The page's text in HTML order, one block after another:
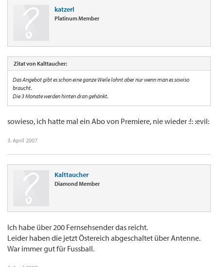
katzerl
Platinum Member
Zitat von Kalttaucher:
Das Angebot gibt es schon eine ganze Weile lohnt aber nur wenn man es sowiso
braucht.
Die 3 Monate werden hinten dran gehänkt.
sowieso, ich hatte mal ein Abo von Premiere, nie wieder :!: :evil:
3. April 2007
Kalttaucher
Diamond Member
Ich habe über 200 Fernsehsender das reicht.
Leider haben die jetzt Östereich abgeschaltet über Antenne.
War immer gut für Fussball.